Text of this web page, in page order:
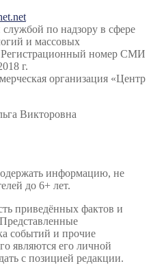
по надзору в сфере
и массовых
Регистрационный номер СМИ
г.
организация «Центр
Викторовна
информацию, не
до 6+ лет.
приведённых фактов и
событий и прочие
являются его личной
с позицией редакции.